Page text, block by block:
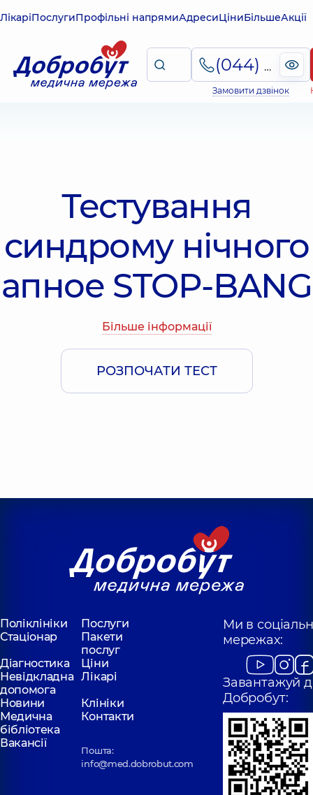
ЛікаріПослугиПрофільні напрямиАдресиЦіниБільшеАкції
(044) 495-2-888
Замовити дзвінок
Тестування
синдрому нічного
апное STOP-BANG
Більше інформації
РОЗПОЧАТИ ТЕСТ
Поліклініки
Послуги
Стаціонар
Пакети
послуг
Діагностика
Ціни
Невідкладна
допомога
Лікарі
Новини
Клініки
Медична
бібліотека
Контакти
Вакансії
Пошта:
info@med.dobrobut.com
Ми в
мережах:
Завантажуй
Добробут: